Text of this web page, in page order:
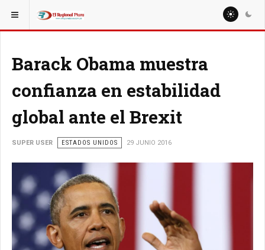
ESTÁ AQUÍ: MUNDO
Barack Obama muestra
confianza en estabilidad
global ante el Brexit
SUPER USER ESTADOS UNIDOS 29 JUNIO 2016